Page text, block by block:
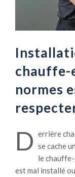
chauffe-
normes
D errière
se cache
le chauffe-
est mal installé